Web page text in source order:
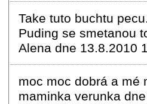
Take tuto buchtu
Puding se smetanou
Alena dne 13.8.2010
moc moc dobrá a mé
maminka verunka